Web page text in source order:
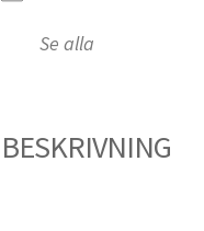
Se alla
BESKRIVNING